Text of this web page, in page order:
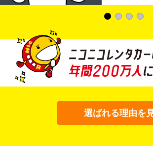
選ばれる理由を